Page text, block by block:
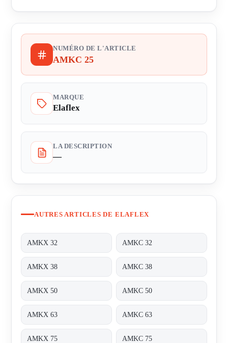
NUMÉRO DE L'ARTICLE
AMKC 25
MARQUE
Elaflex
LA DESCRIPTION
—
AUTRES ARTICLES DE ELAFLEX
AMKX 32 AMKC 32
AMKX 38 AMKC 38
AMKX 50 AMKC 50
AMKX 63 AMKC 63
AMKX 75 AMKC 75